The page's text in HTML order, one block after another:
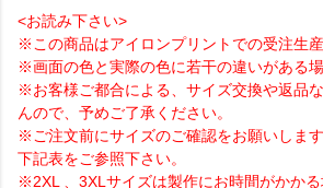
<お読み下さい>
※この商品はアイロンプリントでの受注生産
※画面の色と実際の色に若干の違いがある場
※お客様ご都合による、サイズ交換や返品
んので、予めご了承ください。
※ご注文前にサイズのご確認をお願いしま
下記表をご参照下さい。
※2XL 、3XLサイズは製作にお時間がかかる